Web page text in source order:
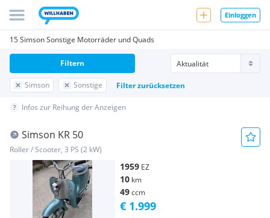
Einloggen
15 Simson Sonstige Motorräder und Quads
Simson Sonstige Filter zurücksetzen
Filtern
Infos zur Reihung der Anzeigen
Simson KR 50
Roller / Scooter, 3 PS (2 kW)
1959 EZ
10 km
49ccm
€ 1.999